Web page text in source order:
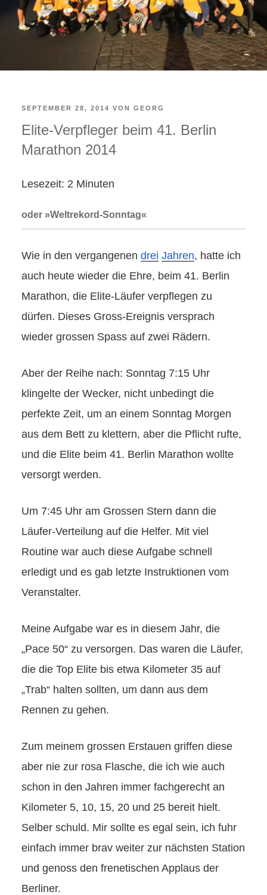
VERÖFFENTLICHT
AM
SEPTEMBER 28, 2014 VON GEORG
Elite-Verpfleger beim 41. Berlin
Marathon 2014
Lesezeit: 2 Minuten
oder »Weltrekord-Sonntag«
Wie in den vergangenen drei Jahren, hatte ich
auch heute wieder die Ehre, beim 41. Berlin
Marathon, die Elite-Läufer verpflegen zu
dürfen. Dieses Gross-Ereignis versprach
wieder grossen Spass auf zwei Rädern.
Aber der Reihe nach: Sonntag 7:15 Uhr
klingelte der Wecker, nicht unbedingt die
perfekte Zeit, um an einem Sonntag Morgen
aus dem Bett zu klettern, aber die Pflicht rufte,
und die Elite beim 41. Berlin Marathon wollte
versorgt werden.
Um 7:45 Uhr am Grossen Stern dann die
Läufer-Verteilung auf die Helfer. Mit viel
Routine war auch diese Aufgabe schnell
erledigt und es gab letzte Instruktionen vom
Veranstalter.
Meine Aufgabe war es in diesem Jahr, die
„Pace 50“ zu versorgen. Das waren die Läufer,
die die Top Elite bis etwa Kilometer 35 auf
„Trab“ halten sollten, um dann aus dem
Rennen zu gehen.
Zum meinem grossen Erstauen griffen diese
aber nie zur rosa Flasche, die ich wie auch
schon in den Jahren immer fachgerecht an
Kilometer 5, 10, 15, 20 und 25 bereit hielt.
Selber schuld. Mir sollte es egal sein, ich fuhr
einfach immer brav weiter zur nächsten Station
und genoss den frenetischen Applaus der
Berliner.